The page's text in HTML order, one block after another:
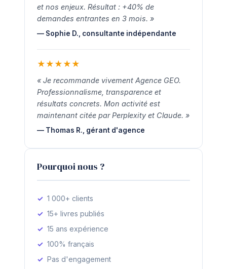
et nos enjeux. Résultat : +40% de
demandes entrantes en 3 mois. »
— Sophie D., consultante indépendante
★ ★ ★ ★ ★
« Je recommande vivement Agence GEO.
Professionnalisme, transparence et
résultats concrets. Mon activité est
maintenant citée par Perplexity et Claude. »
— Thomas R., gérant d'agence
Pourquoi nous ?
1 000+ clients
15+ livres publiés
15 ans expérience
100% français
Pas d'engagement